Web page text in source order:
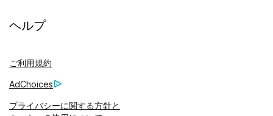
ヘルプ
ご利用規約
AdChoices
プライバシーに関する方針と